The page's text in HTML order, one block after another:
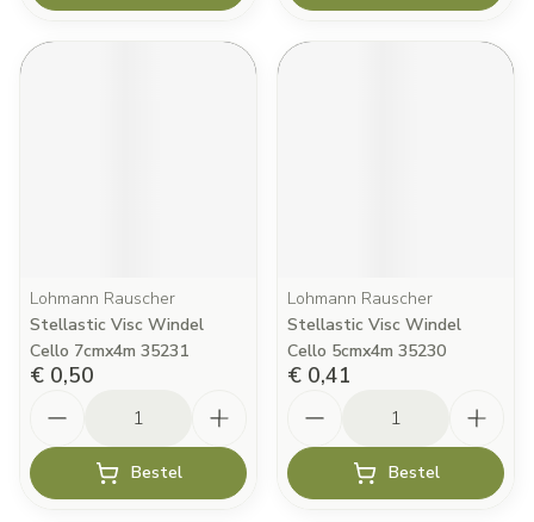
Lohmann Rauscher
Stellastic Visc Windel
Cello 7cmx4m 35231
€ 0,50
Bestel
Lohmann Rauscher
Stellastic Visc Windel
Cello 5cmx4m 35230
€ 0,41
Bestel